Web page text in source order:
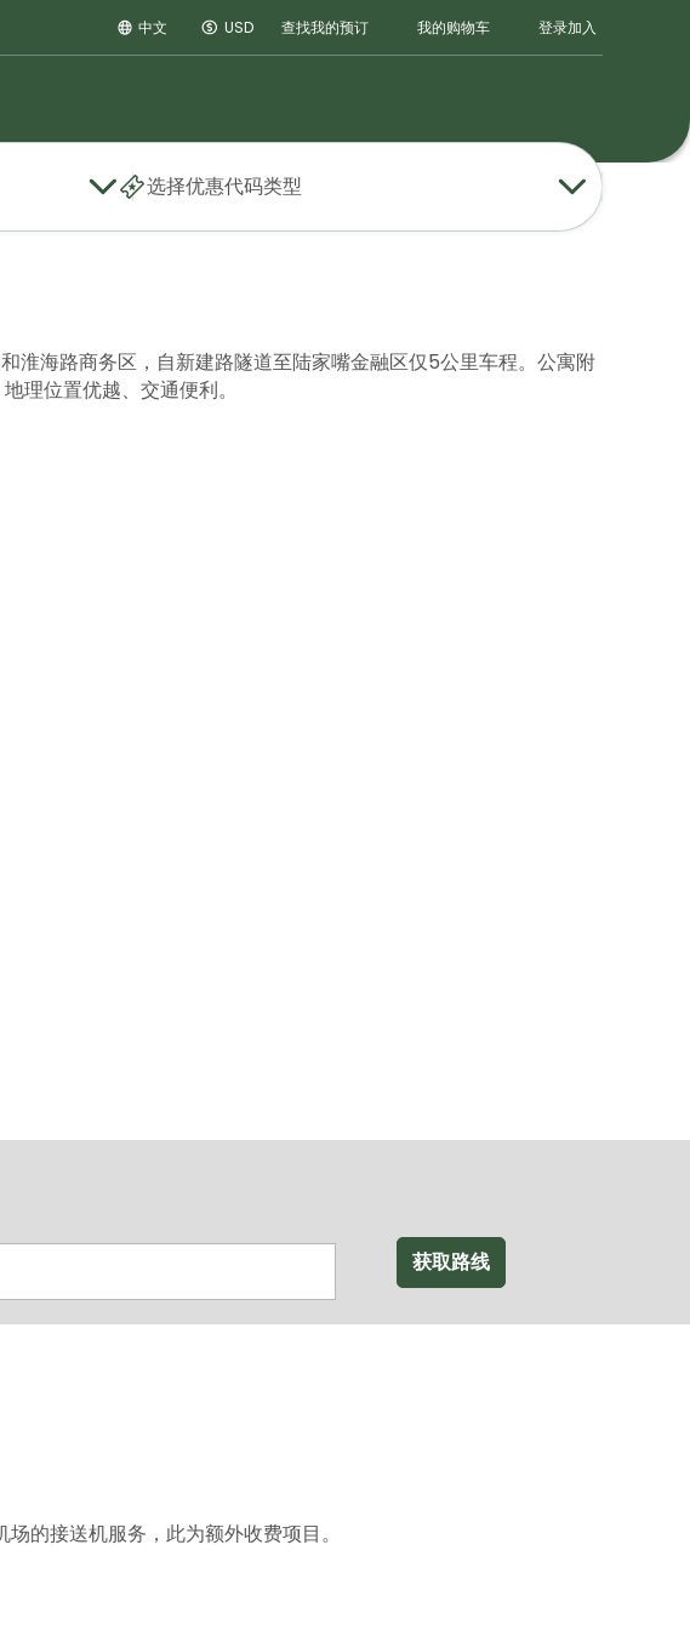
中文 USD 查找我的预订 我的购物车 登录加入
选择优惠代码类型
淮海路商务区，自新建路隧道至陆家嘴金融区仅5公里车程。公寓附
理位置优越、交通便利。
获取路线
的接送机服务，此为额外收费项目。